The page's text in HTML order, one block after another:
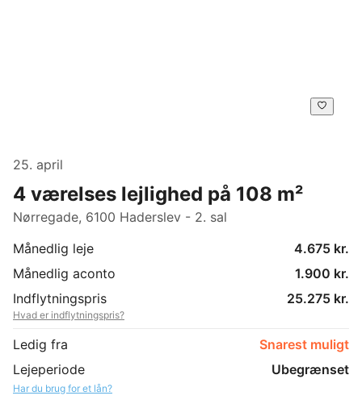
25. april
4 værelses lejlighed på 108 m²
Nørregade, 6100 Haderslev - 2. sal
Månedlig leje
4.675 kr.
Månedlig aconto
1.900 kr.
Indflytningspris
25.275 kr.
Hvad er indflytningspris?
Ledig fra
Snarest muligt
Lejeperiode
Ubegrænset
Har du brug for et lån?